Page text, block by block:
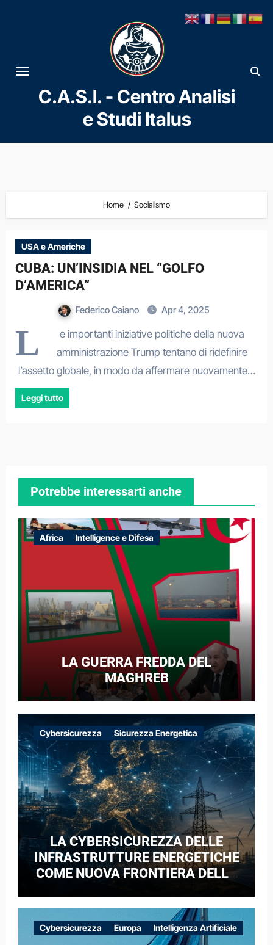
al
contenuto
C.A.S.I. - Centro Analisi
e Studi Italus
Home Socialismo
USA e Americhe
CUBA: UN’INSIDIA NEL “GOLFO
D’AMERICA”
Federico Caiano Apr 4, 2025
L
e importanti iniziative politiche della nuova
amministrazione Trump tentano di ridefinire
l’assetto globale, in modo da affermare nuovamente…
Leggi tutto
Potrebbe interessarti anche
Africa Intelligence e Difesa
LA GUERRA FREDDA DEL
MAGHREB
Cybersicurezza Sicurezza Energetica
LA CYBERSICUREZZA DELLE
INFRASTRUTTURE ENERGETICHE
COME NUOVA FRONTIERA DELLA
CASO DELLE RETI ELETTRICHE
EUROPEE NEL CONTESTO DELLA
GUERRA IBRIDA
Cybersicurezza Europa Intelligenza Artificiale